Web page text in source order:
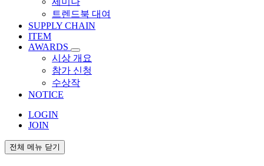
트렌드북 대여
SUPPLY CHAIN
ITEM
AWARDS
시상 개요
참가 신청
수상작
NOTICE
LOGIN
JOIN
전체 메뉴 닫기